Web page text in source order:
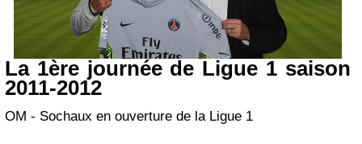
La 1ère journée de Ligue 1 saison
2011-2012
OM - Sochaux en ouverture de la Ligue 1